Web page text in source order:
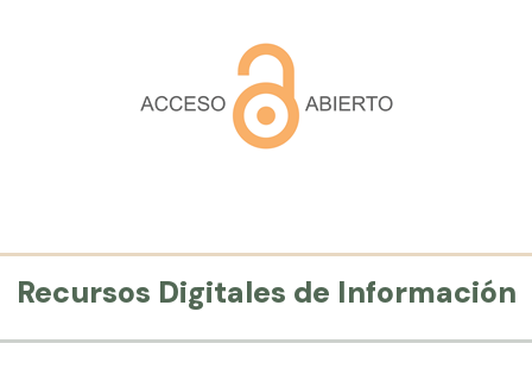
Recursos Digitales de Información